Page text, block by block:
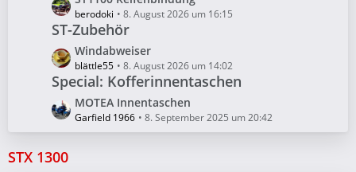
t
e
e
i
t
r
ä
e
e
t
z
t
e
e
r
berodoki 8. August 2026 um 16:15
ST-Zubehör
L
e
t
t
e
e
Windabweiser
blättle55 8. August 2026 um 14:02
Special: Kofferinnentaschen
L
e
t
z
t
MOTEA Innentaschen
Garfield 1966 8. September 2025 um 20:42
STX 1300